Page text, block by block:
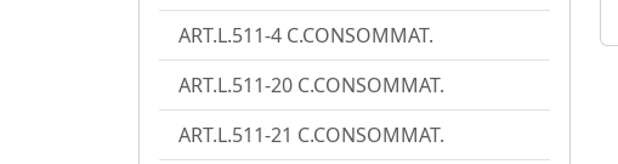
ART.L.511-4 C.CONSOMMAT.
ART.L.511-20 C.CONSOMMAT.
ART.L.511-21 C.CONSOMMAT.